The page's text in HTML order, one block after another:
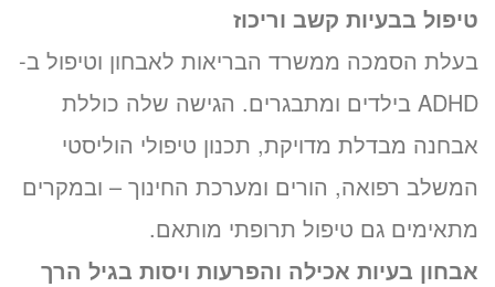
טיפול בבעיות קשב וריכוז
בעלת הסמכה ממשרד הבריאות לאבחון וטיפול ב-
ADHD בילדים ומתבגרים. הגישה שלה כוללת
אבחנה מבדלת מדויקת, תכנון טיפולי הוליסטי
המשלב רפואה, הורים ומערכת החינוך – ובמקרים
מתאימים גם טיפול תרופתי מותאם.
אבחון בעיות אכילה והפרעות ויסות בגיל הרך